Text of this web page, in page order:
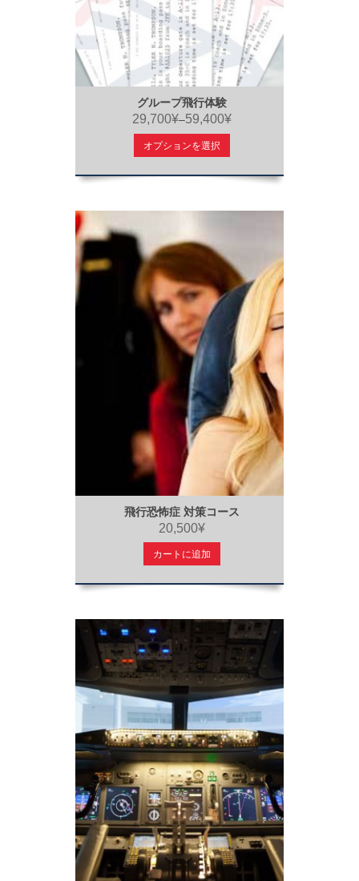
グループ飛行体験
29,700¥–59,400¥
オプションを選択
飛行恐怖症 対策コース
20,500¥
カートに追加